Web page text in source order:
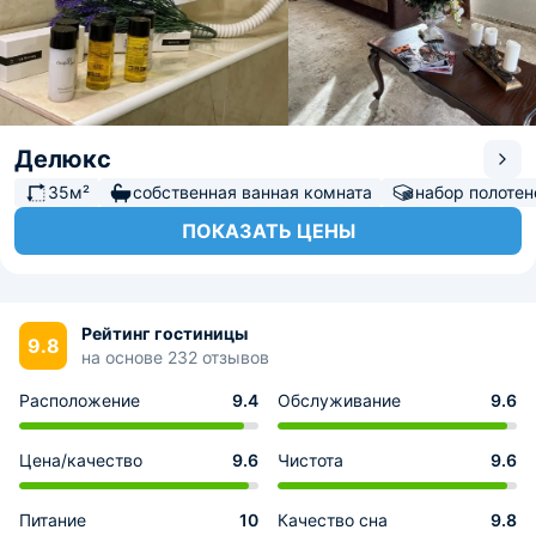
Делюкс
35м² собственная ванная комната набор
ПОКАЗАТЬ ЦЕНЫ
9.8
Рейтинг гостиницы
на основе 232 отзывов
Расположение 9.4 Обслуживание 9.6
Цена/качество 9.6 Чистота 9.6
Питание 10 Качество сна 9.8